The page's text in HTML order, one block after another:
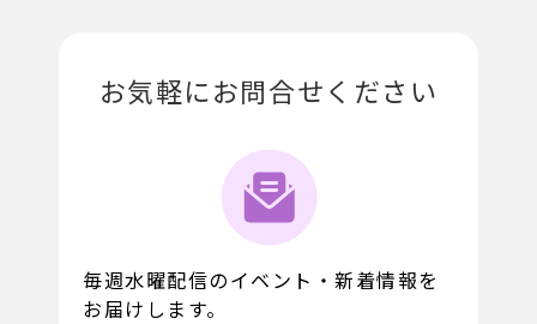
お気軽にお問合せください
毎週水曜配信のイベント・新着情報を
お届けします。